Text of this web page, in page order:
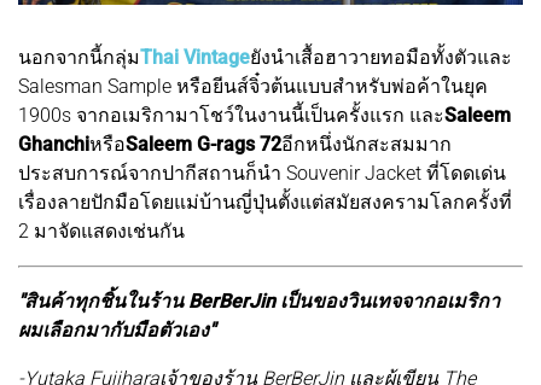
นอกจากนี้กลุ่มThai Vintageยังนำเสื้อฮาวายทอมือทั้งตัวและ
Salesman Sample หรือยีนส์จิ๋วต้นแบบสำหรับพ่อค้าในยุค
1900s จากอเมริกามาโชว์ในงานนี้เป็นครั้งแรก และSaleem
GhanchiหรือSaleem G-rags 72อีกหนึ่งนักสะสมมาก
ประสบการณ์จากปากีสถานก็นำ Souvenir Jacket ที่โดดเด่น
เรื่องลายปักมือโดยแม่บ้านญี่ปุ่นตั้งแต่สมัยสงครามโลกครั้งที่
2 มาจัดแสดงเช่นกัน
"สินค้าทุกชิ้นในร้าน BerBerJin เป็นของวินเทจจากอเมริกา
ผมเลือกมากับมือตัวเอง"
-Yutaka Fujiharaเจ้าของร้าน BerBerJin และผู้เขียน The